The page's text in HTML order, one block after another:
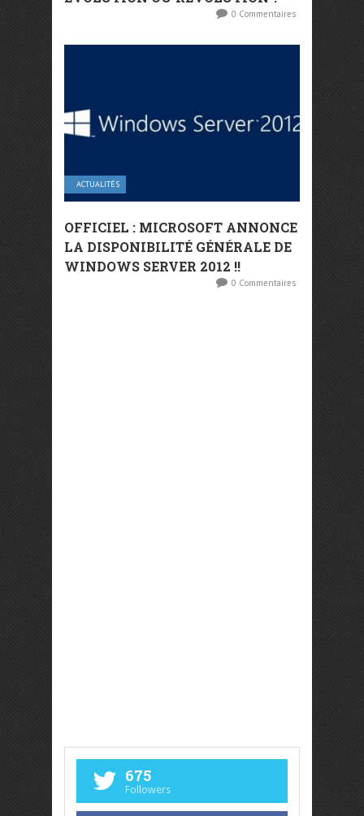
0 Commentaires
ACTUALITÉS
OFFICIEL : MICROSOFT ANNONCE
LA DISPONIBILITÉ GÉNÉRALE DE
WINDOWS SERVER 2012 !!
0 Commentaires
675
Followers